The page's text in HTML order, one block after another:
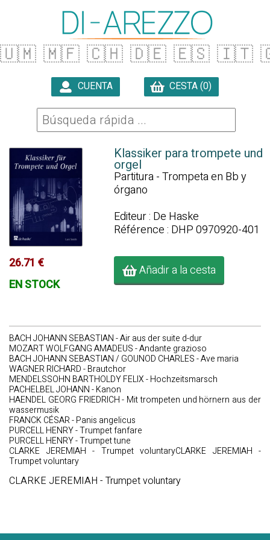
🇺🇲 🇲🇫 🇨🇭 🇩🇪 🇪🇸 🇮🇹
CUENTA CESTA (0)
26.71 €
EN STOCK
Klassiker para trompete und
orgel
Partitura - Trompeta en Bb y
órgano
Editeur : De Haske
Référence : DHP 0970920-401
Añadir a la cesta
BACH JOHANN SEBASTIAN - Air aus der suite d-dur
MOZART WOLFGANG AMADEUS - Andante grazioso
BACH JOHANN SEBASTIAN / GOUNOD CHARLES - Ave maria
WAGNER RICHARD - Brautchor
MENDELSSOHN BARTHOLDY FELIX - Hochzeitsmarsch
PACHELBEL JOHANN - Kanon
HAENDEL GEORG FRIEDRICH - Mit trompeten und hörnern aus der
wassermusik
FRANCK CÉSAR - Panis angelicus
PURCELL HENRY - Trumpet fanfare
PURCELL HENRY - Trumpet tune
CLARKE JEREMIAH - Trumpet voluntaryCLARKE JEREMIAH -
Trumpet voluntary
CLARKE JEREMIAH - Trumpet voluntary